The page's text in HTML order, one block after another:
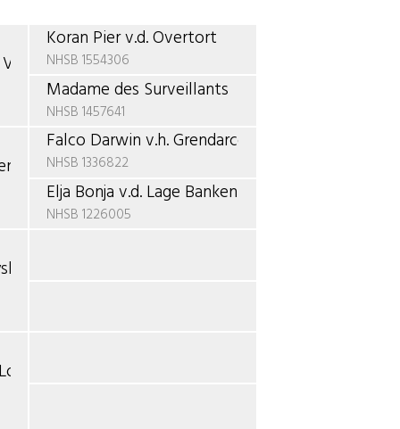
Loan
Koran Pier v.d. Overtort
NHSB 1554306
Madame des Surveillants
NHSB 1457641
Falco Darwin v.h. Grendarcohof
NHSB 1336822
Elja Bonja v.d. Lage Banken
NHSB 1226005